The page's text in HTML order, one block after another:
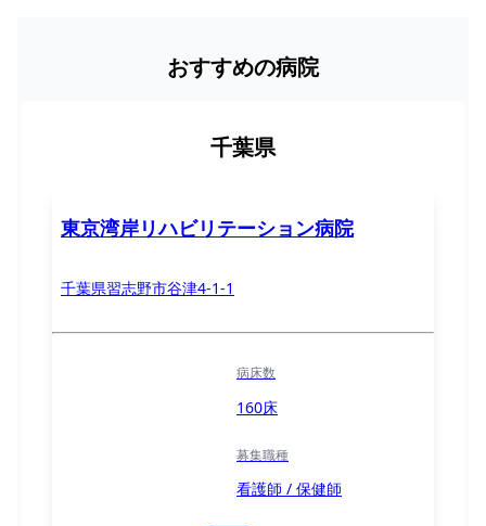
おすすめの病院
千葉県
東京湾岸リハビリテーション病院
千葉県習志野市谷津4-1-1
病床数
160床
募集職種
看護師 / 保健師